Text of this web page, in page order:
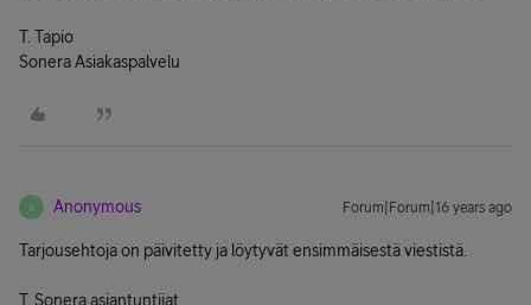
T. Tapio
Sonera Asiakaspalvelu
A Anonymous Forum|Forum|16 years ago
Tarjousehtoja on päivitetty ja löytyvät ensimmäisestä viestistä.
T. Sonera asiantuntijat